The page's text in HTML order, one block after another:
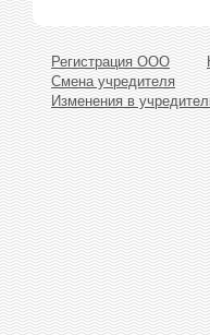
Регистрация ООО
Смена учредителя
Изменения в